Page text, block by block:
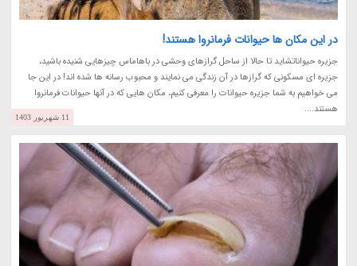
در این مکان ها حیوانات فرمانروا هستند!
جزیره حیواناتشاید تا حالا از ساحل گرازهای وحشی در باهاماس چیزهایی شنیده باشید،
جزیره ای مسکونی که گرازها در آن زندگی می نمایند و محبوب رسانه ها شده اند! در این جا
می خواهیم به شما جزیره حیوانات را معرفی کنیم، مکان هایی که در آنها حیوانات فرمانروا
هستند....
11 شهریور 1403